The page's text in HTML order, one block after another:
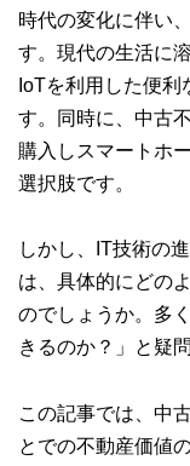
時代の変化に伴い
す。現代の生活に
IoTを利用した便
す。同時に、中古
購入しスマートホ
選択肢です。
しかし、IT技術の
は、具体的にどの
のでしょうか。多
きるのか？」と疑
この記事では、中
とでの不動産価値